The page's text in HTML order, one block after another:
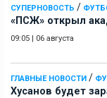
СУПЕРНОВОСТЬ /
«ПСЖ» открыл
09:05 | 06 августа
ГЛАВНЫЕ НОВОСТИ /
Хусанов будет